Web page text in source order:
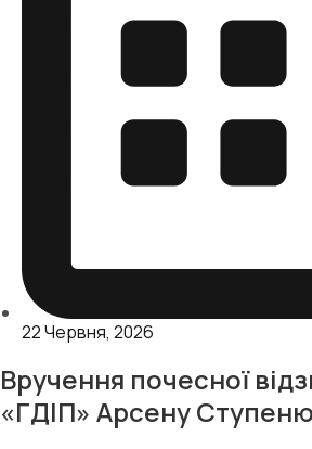
22 Червня, 2026
Вручення почесної
«ГДІП» Арсену Ступеню